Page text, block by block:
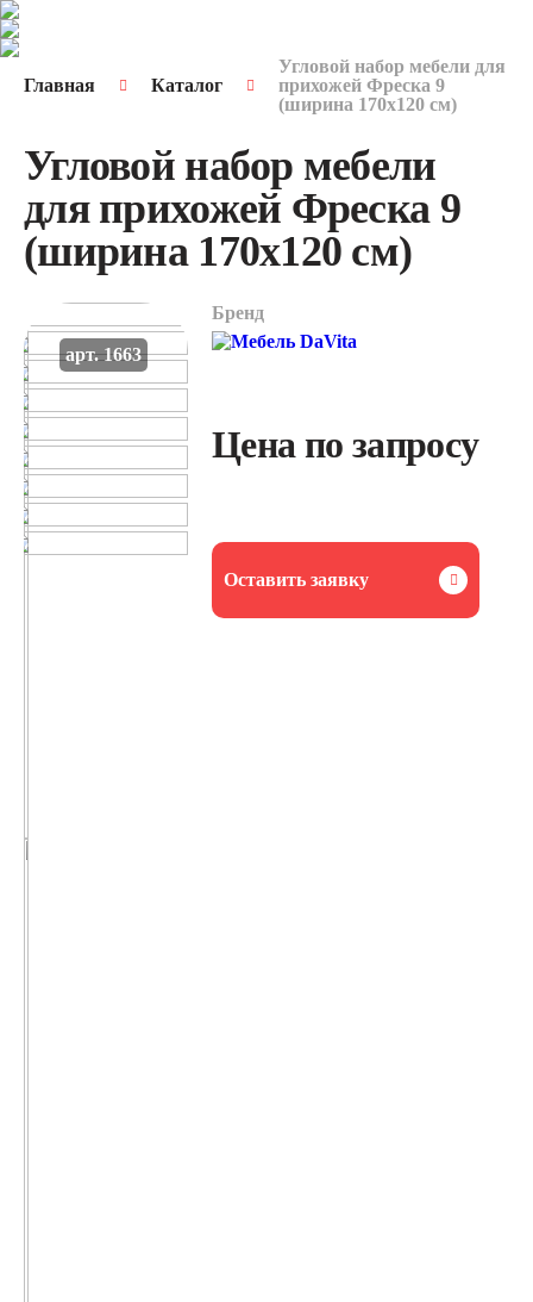
Главная Каталог
Угловой набор мебели для
прихожей Фреска 9
(ширина 170х120 см)
Угловой набор мебели
для прихожей Фреска 9
(ширина 170х120 см)
арт. 1663
Бренд
Цена по запросу
Оставить заявку